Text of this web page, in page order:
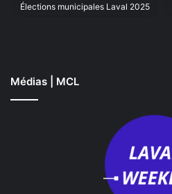
Élections municipales Laval 2025
Médias | MCL